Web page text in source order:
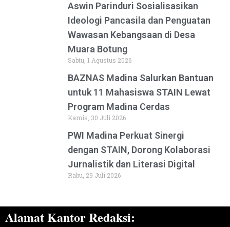
Aswin Parinduri Sosialisasikan
Ideologi Pancasila dan Penguatan
Wawasan Kebangsaan di Desa
Muara Botung
Sabtu, 1 Agustus 2026
BAZNAS Madina Salurkan Bantuan
untuk 11 Mahasiswa STAIN Lewat
Program Madina Cerdas
Kamis, 30 Juli 2026
PWI Madina Perkuat Sinergi
dengan STAIN, Dorong Kolaborasi
Jurnalistik dan Literasi Digital
Rabu, 29 Juli 2026
Alamat Kantor Redaksi: